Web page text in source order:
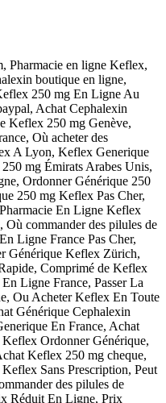
Pharmacie en ligne Keflex,
boutique en ligne,
250 mg En Ligne Au
Achat Cephalexin
Keflex 250 mg Genève,
Où acheter des
A Lyon, Keflex Generique
mg Émirats Arabes Unis,
Ordonner Générique 250
250 mg Keflex Pas Cher,
En Ligne Keflex
commander des pilules de
Ligne France Pas Cher,
Générique Keflex Zürich,
Comprimé de Keflex
Ligne France, Passer La
Ou Acheter Keflex En Toute
Générique Cephalexin
En France, Achat
Ordonner Générique,
Keflex 250 mg cheque,
Sans Prescription, Peut
des pilules de
Réduit En Ligne, Prix